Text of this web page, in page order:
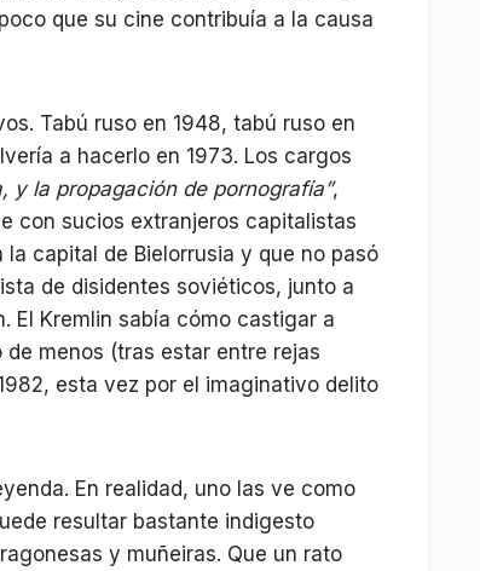
que su cine contribuía a la causa
Tabú ruso en 1948, tabú ruso en
a hacerlo en 1973. Los cargos
y la propagación de pornografía”,
con sucios extranjeros capitalistas
capital de Bielorrusia y que no pasó
de disidentes soviéticos, junto a
El Kremlin sabía cómo castigar a
de menos (tras estar entre rejas
esta vez por el imaginativo delito
En realidad, uno las ve como
resultar bastante indigesto
y muñeiras. Que un rato